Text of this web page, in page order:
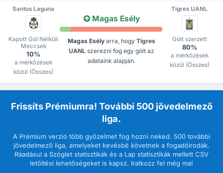
Santos Laguna Tigres UANL
Kapott Gól Nélküli
Meccsek
10%
a mérkőzések
közül (Összes)
Magas Esély
Magas Esély arra, hogy Tigres
UANL szerezni fog egy gólt az
adataink alapján.
Gólt szerzett
80%
a mérkőzések
közül (Összes)
Frissíts Prémiumra! További 500 jövedelmező
liga.
A Prémium verzió több győzelmet fog hozni neked. 500 további
jövedelmező liga, amelyeket kevésbé követnek a fogadóirodák.
Ráadásul a Szöglet statisztikák és a Lap statisztikák mellett CSV
letöltési lehetőségeket is kapsz. Iratkozz fel még ma!